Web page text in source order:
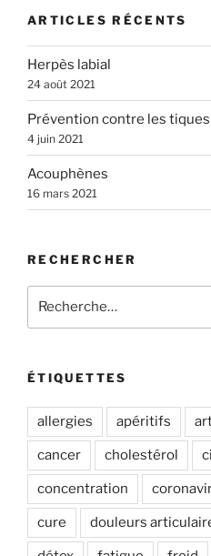
e
n
a
t
i
v
e
:
ARTICLES RÉCENTS
Herpès labial
24 août 2021
Prévention contre les tiques
4 juin 2021
Acouphènes
16 mars 2021
RECHERCHER
pour
ÉTIQUETTES
allergies apéritifs
cancer cholestérol
concentration
cure douleurs